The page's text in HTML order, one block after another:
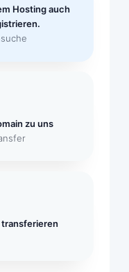
Hosting auch
zu uns
transferieren